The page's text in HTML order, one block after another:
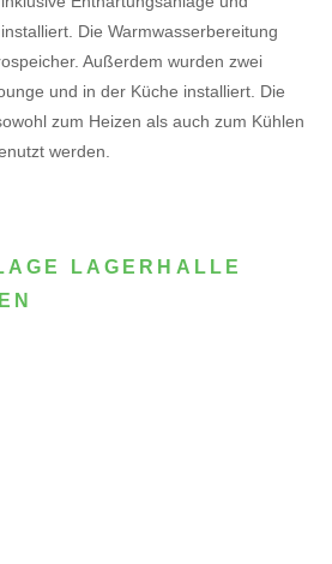
Die Warmwasserbereitung
Außerdem wurden zwei
und in der Küche installiert. Die
zum Heizen als auch zum Kühlen
werden.
LAGERHALLE